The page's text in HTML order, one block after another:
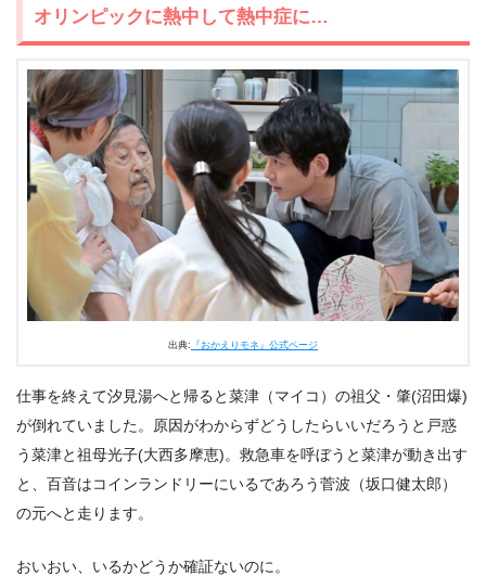
オリンピックに熱中して熱中症に…
出典: 『おかえりモネ』公式ページ
仕事を終えて汐見湯へと帰ると菜津（マイコ）の祖父・肇(沼田爆)
が倒れていました。原因がわからずどうしたらいいだろうと戸惑
う菜津と祖母光子(大西多摩恵)。救急車を呼ぼうと菜津が動き出す
と、百音はコインランドリーにいるであろう菅波（坂口健太郎）
の元へと走ります。
おいおい、いるかどうか確証ないのに。